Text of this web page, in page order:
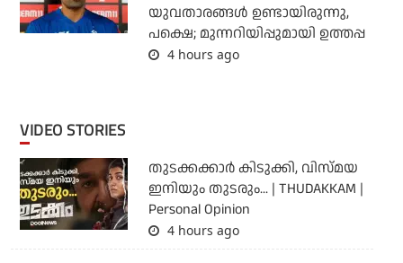
യുവതാരങ്ങള്‍ ഉണ്ടായിരുന്നു,
പക്ഷെ; മുന്നറിയിപ്പുമായി ഉത്തപ്പ
4 hours ago
VIDEO STORIES
തുടക്കക്കാര്‍ കിടുക്കി, വിസ്മയ
ഇനിയും തുടരും... | THUDAKKAM |
Personal Opinion
4 hours ago